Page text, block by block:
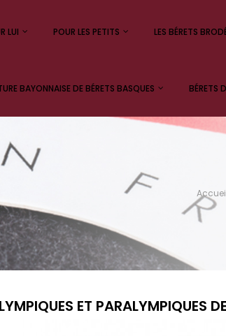
LUI POUR LES PETITS LES BÉRETS
BAYONNAISE DE BÉRETS BASQUES BÉRETS
ET PARALYMPIQUES